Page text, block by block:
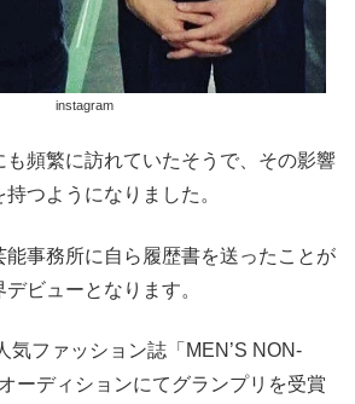
instagram
も頻繁に訪れていたそうで、その影響
つようになりました。
能事務所に自ら履歴書を送ったことが
ビューとなります。
気ファッション誌「MEN’S NON-
ーディションにてグランプリを受賞